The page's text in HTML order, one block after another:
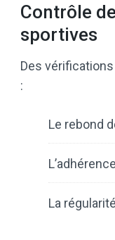
Contrôle
sportives
Des
:
Le rebond
L’adhérence
La